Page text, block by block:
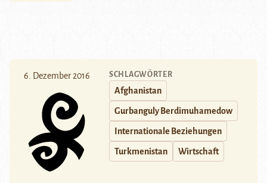
6. Dezember 2016 SCHLAGWÖRTER
Afghanistan
Gurbanguly Berdimuhamedow
Internationale Beziehungen
Turkmenistan Wirtschaft